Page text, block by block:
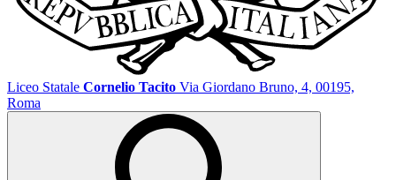
Liceo Statale Cornelio Tacito Via Giordano Bruno, 4, 00195,
Roma